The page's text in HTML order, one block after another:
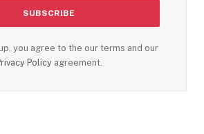
you agree to the our terms and our
Policy agreement.